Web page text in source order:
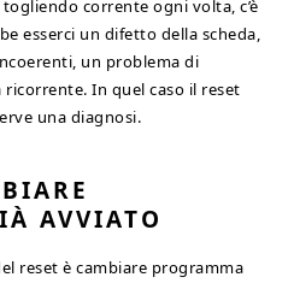
corrente ogni volta, c’è
esserci un difetto della scheda,
un problema di
ricorrente. In quel caso il reset
una diagnosi.
AVVIATO
reset è cambiare programma